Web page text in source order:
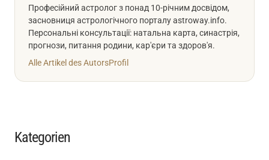
Професійний астролог з понад 10-річним досвідом,
засновниця астрологічного порталу astroway.info.
Персональні консультації: натальна карта, синастрія,
прогнози, питання родини, кар'єри та здоров'я.
Alle Artikel des AutorsProfil
Kategorien